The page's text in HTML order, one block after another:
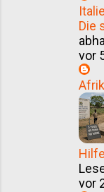
Die
vor
vor